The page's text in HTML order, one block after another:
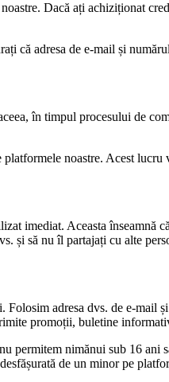
Dacă ați achiziționat
că adresa de e-mail și
în timpul procesului de
noastre. Acest
imediat. Aceasta
și să nu îl partajați cu alte
adresa dvs. de e-
promoții, buletine
permitem nimănui sub 16
de un minor pe